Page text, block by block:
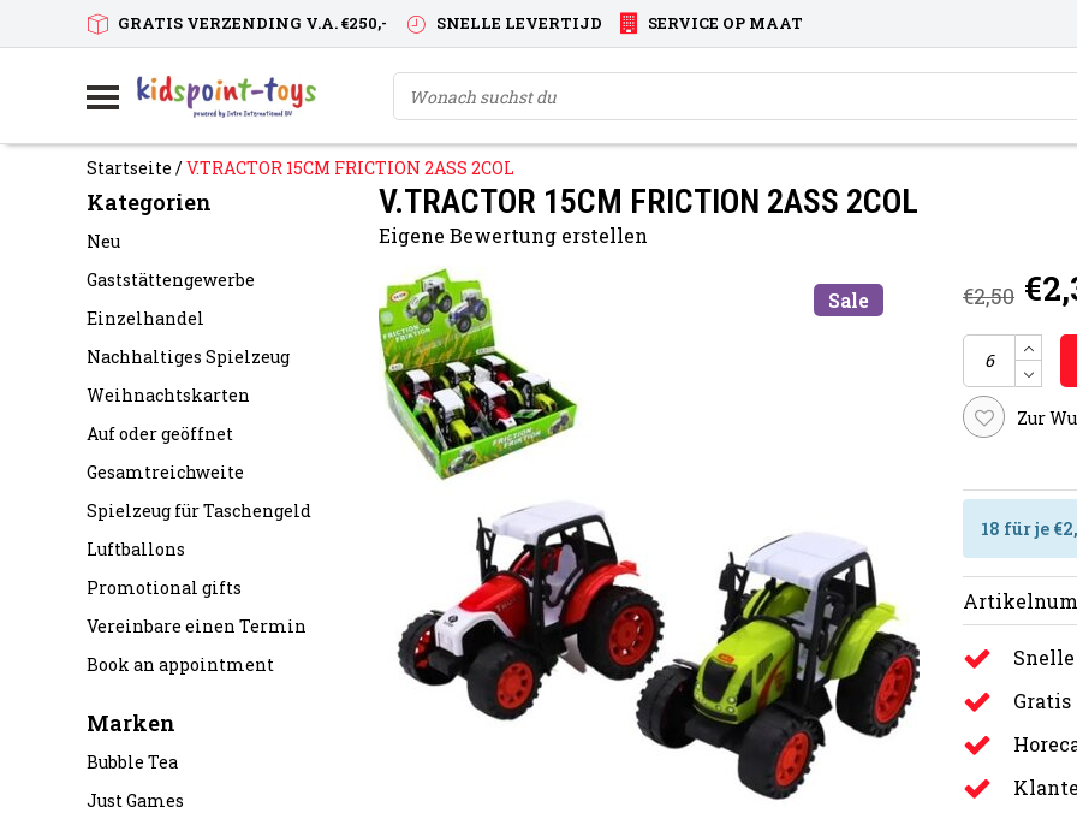
GRATIS VERZENDING V.A. €250,- SNELLE LEVERTIJD SERVICE OP MAAT
Startseite /V.TRACTOR 15CM FRICTION 2ASS 2COL
Kategorien
Neu
Gaststättengewerbe
Einzelhandel
Nachhaltiges Spielzeug
Weihnachtskarten
Auf oder geöffnet
Gesamtreichweite
Spielzeug für Taschengeld
Luftballons
Promotional gifts
Vereinbare einen Termin
Book an appointment
Marken
Bubble Tea
Just Games
V.TRACTOR 15CM FRICTION 2ASS 2COL
Eigene Bewertung erstellen
Sale €2,50
Zur
18 für je
Gratis